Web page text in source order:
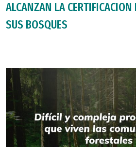
ALCANZAN LA CERTIFICACION
SUS BOSQUES